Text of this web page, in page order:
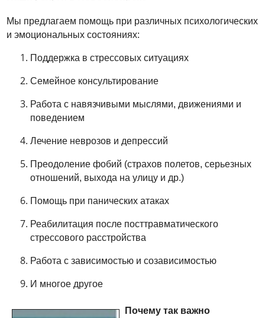
Мы предлагаем помощь при различных психологических
и эмоциональных состояниях:
Поддержка в стрессовых ситуациях
Семейное консультирование
Работа с навязчивыми мыслями, движениями и
поведением
Лечение неврозов и депрессий
Преодоление фобий (страхов полетов, серьезных
отношений, выхода на улицу и др.)
Помощь при панических атаках
Реабилитация после посттравматического
стрессового расстройства
Работа с зависимостью и созависимостью
И многое другое
Почему так важно